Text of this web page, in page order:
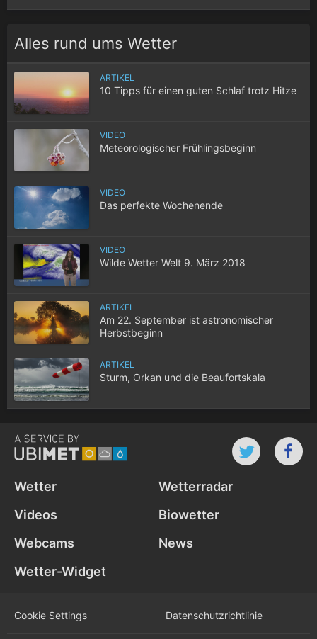
Alles rund ums Wetter
ARTIKEL
10 Tipps für einen guten Schlaf trotz Hitze
VIDEO
Meteorologischer Frühlingsbeginn
VIDEO
Das perfekte Wochenende
VIDEO
Wilde Wetter Welt 9. März 2018
ARTIKEL
Am 22. September ist astronomischer
Herbstbeginn
ARTIKEL
Sturm, Orkan und die Beaufortskala
Wetter
Wetterradar
Videos
Biowetter
Webcams
News
Wetter-Widget
Cookie Settings Datenschutz­richtlinie